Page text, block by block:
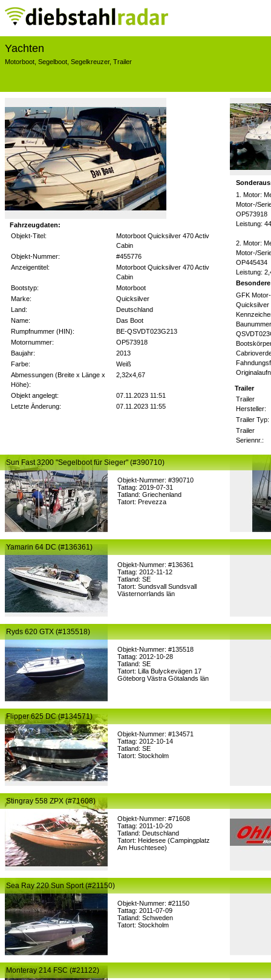
Yachten
Motorboot Segelboot Segelkreuzer, Trailer
Fahrzeugdaten:
Objekt-Titel:
Motorboot Quicksilver 470 Activ
Cabin
Objekt-Nummer:
#455776
Anzeigentitel:
Motorboot Quicksilver 470 Activ
Cabin
Bootstyp:
Motorboot
Marke:
Quicksilver
Land:
Deutschland
Name:
Das Boot
Rumpfnummer (HIN):
BE-QSVDT023G213
Motornummer:
OP573918
Baujahr:
2013
Farbe:
Weiß
Abmessungen (Breite x Länge x
Höhe):
2,32x4,67
Objekt angelegt:
07.11.2023 11:51
Letzte Änderung:
07.11.2023 11:55
1. Motor:
Motor-/
OP573918
Leistung:
2. Motor:
Motor-/
OP445434
Leistung:
GFK
Quicksilver
Trailer
Trailer
Hersteller:
Trailer Typ:
Trailer
Seriennr.:
Objekt-Nummer: #390710
Tattag: 2019-07-31
Tatland: Griechenland
Tatort: Prevezza
Sun Fast 3200 "Segelboot für Sieger" (#390710)
Objekt-Nummer: #136361
Tattag: 2012-11-12
Tatland: SE
Tatort: Sundsvall Sundsvall
Västernorrlands län
Yamarin 64 DC (#136361)
Objekt-Nummer: #135518
Tattag: 2012-10-28
Tatland: SE
Tatort: Lilla Bulyckevägen 17
Göteborg Västra Götalands län
Ryds 620 GTX (#135518)
Objekt-Nummer: #134571
Tattag: 2012-10-14
Tatland: SE
Tatort: Stockholm
Flipper 625 DC (#134571)
Objekt-Nummer: #71608
Tattag: 2011-10-20
Tatland: Deutschland
Tatort: Heidesee (Campingplatz
Am Huschtesee)
Stingray 558 ZPX (#71608)
Objekt-Nummer: #21150
Tattag: 2011-07-09
Tatland: Schweden
Tatort: Stockholm
Sea Ray 220 Sun Sport (#21150)
Monteray 214 FSC (#21122)